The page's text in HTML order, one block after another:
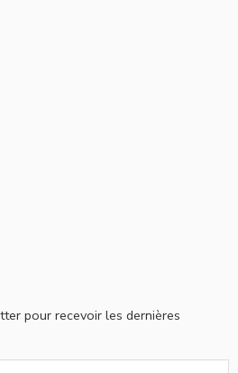
pour recevoir les dernières